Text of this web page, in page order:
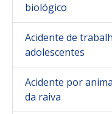
biológico
Acidente de
adolescentes
Acidente por
da raiva